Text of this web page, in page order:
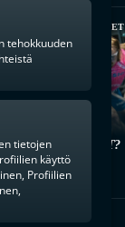
tehokkuuden
tietojen
käyttö
Profiilien
MIEHET
HANKINNAT?
JULKAISTUJA